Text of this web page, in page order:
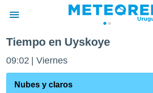
de
ha
Tiempo en Uyskoye
09:02 Viernes
Nubes y claros